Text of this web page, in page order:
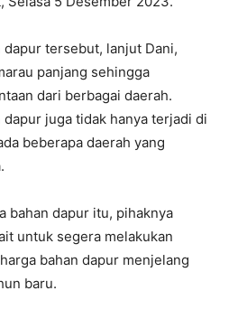
dapur tersebut, lanjut Dani,
panjang sehingga
dari berbagai daerah.
dapur juga tidak hanya terjadi di
beberapa daerah yang
bahan dapur itu, pihaknya
untuk segera melakukan
bahan dapur menjelang
baru.